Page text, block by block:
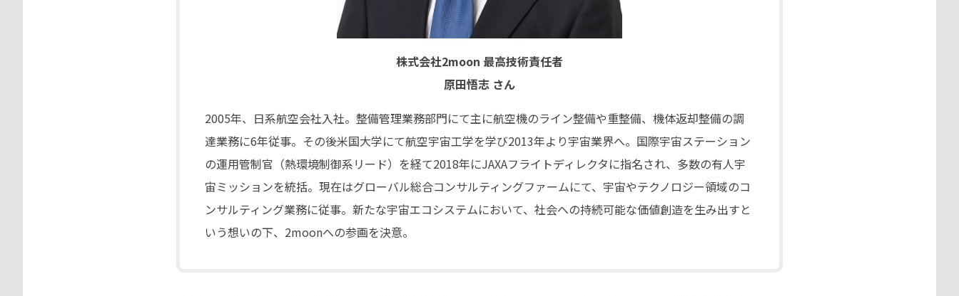
株式会社2moon 最高技術責任者
原田悟志 さん
2005年、日系航空会社入社。整備管理業務部門にて主に航空機のライン整備や重整備、機体返却整備の調
達業務に6年従事。その後米国大学にて航空宇宙工学を学び2013年より宇宙業界へ。国際宇宙ステーション
の運用管制官（熱環境制御系リード）を経て2018年にJAXAフライトディレクタに指名され、多数の有人宇
宙ミッションを統括。現在はグローバル総合コンサルティングファームにて、宇宙やテクノロジー領域のコ
ンサルティング業務に従事。新たな宇宙エコシステムにおいて、社会への持続可能な価値創造を生み出すと
いう想いの下、2moonへの参画を決意。